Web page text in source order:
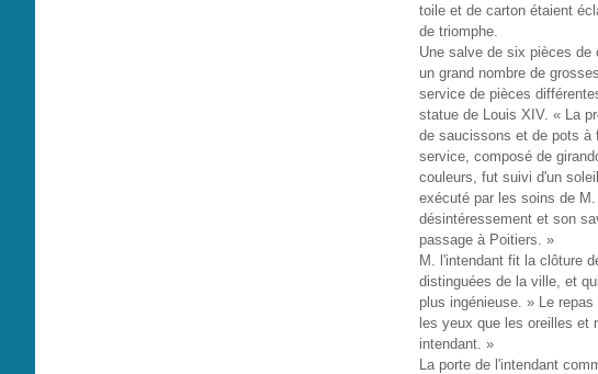
toile et de carton étaient
de triomphe.
Une salve de six pièces de
un grand nombre de
service de pièces
statue de Louis XIV. « La
de saucissons et de pots à
service, composé de
couleurs, fut suivi d'un
exécuté par les soins de
désintéressement et son
passage à Poitiers. »
M. l'intendant fit la clôture
distinguées de la ville, et
plus ingénieuse. » Le
les yeux que les oreilles et
intendant. »
La porte de l'intendant